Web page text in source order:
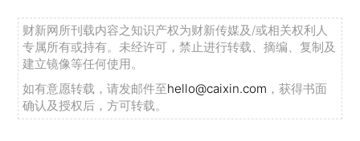
财新网所刊载内容之知识产权为财新传媒及/或相关权利人
专属所有或持有。未经许可，禁止进行转载、摘编、复制及
建立镜像等任何使用。
如有意愿转载，请发邮件至hello@caixin.com ，获得书面
确认及授权后，方可转载。